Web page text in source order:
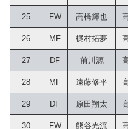
25 FW 高橋輝也
26 MF 梶村拓夢
27 DF 前川源
28 MF 遠藤修平
29 DF 原田翔太
30 FW 熊谷光流